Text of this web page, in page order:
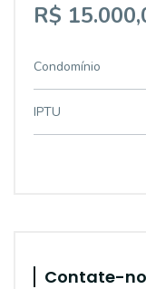
R$
Condomínio
IPTU
Contate-